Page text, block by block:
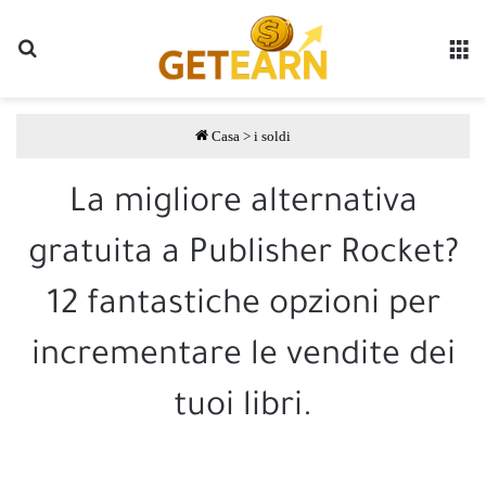
Casa > i soldi
La migliore alternativa
gratuita a Publisher Rocket?
12 fantastiche opzioni per
incrementare le vendite dei
tuoi libri.